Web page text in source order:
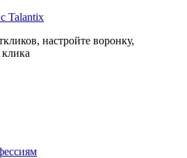
Talantix
настройте воронку,